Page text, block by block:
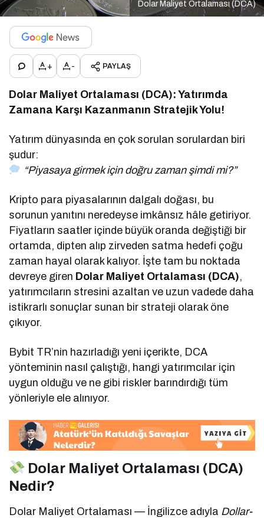
Dolar Maliyet Ortalaması (DCA)
+ - PAYLAŞ
Dolar Maliyet Ortalaması (DCA): Yatırımda
Zamana Karşı Kazanmanın Stratejik Yolu!
Yatırım dünyasında en çok sorulan sorulardan biri
şudur:
“Piyasaya girmek için doğru zaman şimdi mi?”
Kripto para piyasalarının dalgalı doğası, bu
sorunun yanıtını neredeyse imkânsız hâle getiriyor.
Fiyatların saatler içinde büyük oranda değiştiği bir
ortamda, dipten alıp zirveden satma hedefi çoğu
zaman hayal olarak kalıyor. İşte tam bu noktada
devreye giren Dolar Maliyet Ortalaması (DCA),
yatırımcıların stresini azaltan ve uzun vadede daha
istikrarlı sonuçlar sunan bir strateji olarak öne
çıkıyor.
Bybit TR’nin hazırladığı yeni içerikte, DCA
yönteminin nasıl çalıştığı, hangi yatırımcılar için
uygun olduğu ve ne gibi riskler barındırdığı tüm
yönleriyle ele alınıyor.
Dolar Maliyet Ortalaması (DCA)
Nedir?
Dolar Maliyet Ortalaması — İngilizce adıyla Dollar-